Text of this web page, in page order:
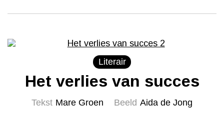
Literair
Het verlies van succes
Tekst Mare Groen Beeld Aida de Jong